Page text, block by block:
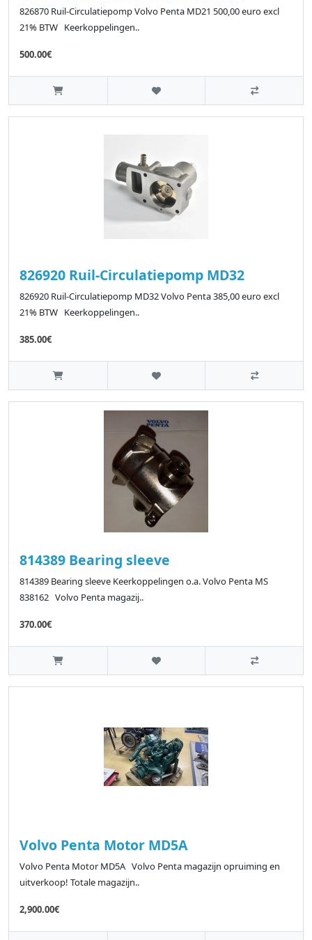
826870 Ruil-Circulatiepomp Volvo Penta MD21 500,00 euro excl
21% BTW Keerkoppelingen..
500.00€
826920 Ruil-Circulatiepomp MD32
826920 Ruil-Circulatiepomp MD32 Volvo Penta 385,00 euro excl
21% BTW Keerkoppelingen..
385.00€
814389 Bearing sleeve
814389 Bearing sleeve Keerkoppelingen o.a. Volvo Penta MS
838162 Volvo Penta magazij..
370.00€
Volvo Penta Motor MD5A
Volvo Penta Motor MD5A Volvo Penta magazijn opruiming en
uitverkoop! Totale magazijn..
2,900.00€